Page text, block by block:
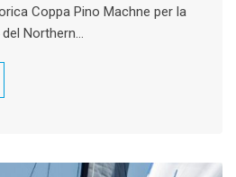
Coppa Pino Machne per la
Northern…